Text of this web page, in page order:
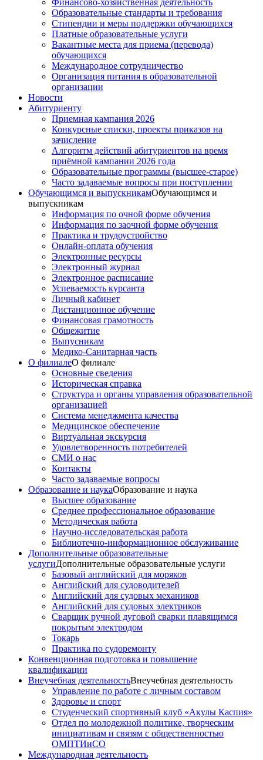
Финансово-хозяйственная деятельность
Образовательные стандарты и требования
Стипендии и меры поддержки обучающихся
Платные образовательные услуги
Вакантные места для приема (перевода)
обучающихся
Международное сотрудничество
Организация питания в образовательной
организации
Новости
Абитуриенту
Приемная кампания 2026
Конкурсные списки, проекты приказов на
зачисление
Алгоритм действий абитуриентов на время
приёмной кампании 2026 года
Образовательные программы (высшее-старое)
Часто задаваемые вопросы при поступлении
Обучающимся и выпускникамОбучающимся и
выпускникам
Информация по очной форме обучения
Информация по заочной форме обучения
Практика и трудоустройство
Онлайн-оплата обучения
Электронные ресурсы
Электронный журнал
Электронное расписание
Успеваемость курсанта
Личный кабинет
Дистанционное обучение
Финансовая грамотность
Общежитие
Выпусникам
Медико-Санитарная часть
О филиалеО филиале
Основные сведения
Историческая справка
Структура и органы управления образовательной
организацией
Система менеджмента качества
Медицинское обеспечение
Виртуальная экскурсия
Удовлетворенность потребителей
СМИ о нас
Контакты
Часто задаваемые вопросы
Образование и наукаОбразование и наука
Высшее образование
Среднее профессиональное образование
Методическая работа
Научно-исследовательская работа
Библиотечно-информационное обслуживание
Дополнительные образовательные
услугиДополнительные образовательные услуги
Базовый английский для моряков
Английский для судоводителей
Английский для судовых механиков
Английский для судовых электриков
Cварщик ручной дуговой сварки плавящимся
покрытым электродом
Токарь
Практика по судоремонту
Конвенционная подготовка и повышение
квалификации
Внеучебная деятельностьВнеучебная деятельность
Управление по работе с личным составом
Здоровье и спорт
Студенческий спортивный клуб «Акулы Каспия»
Отдел по молодежной политике, творческим
инициативам и связям с общественностью
ОМПТИиСО
Международная деятельность